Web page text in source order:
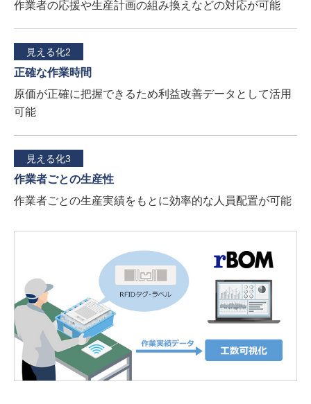
作業者の応援や生産計画の組み換えなどの対応が可能
見える化2
正確な作業時間
原価が正確に把握できるため利益改善データとして活用
可能
見える化3
作業者ごとの生産性
作業者ごとの生産実績をもとに効率的な人員配置が可能